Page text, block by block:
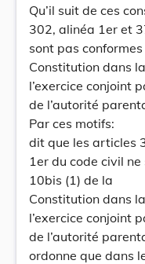
Qu’il suit de ces
302, alinéa 1er et
sont pas
Constitution dans
l’exercice conjoint
de l’autorité
Par ces motifs:
dit que les articles
1er du code civil
10bis (1) de la
Constitution dans
l’exercice conjoint
de l’autorité
ordonne que dans